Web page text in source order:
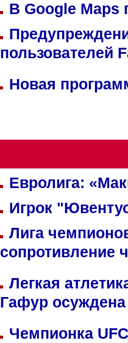
В Google Maps
пользователей
Новая
Евролига:
Игрок
Лига
сопротивление
Легкая
Гафур осуждена
Чемпионка